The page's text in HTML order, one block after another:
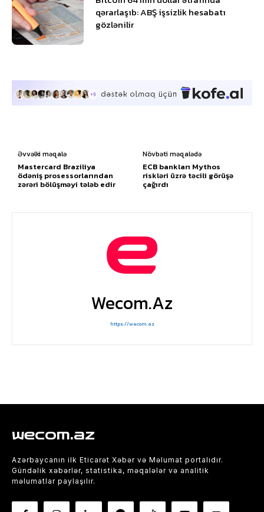
qərarlaşıb: ABŞ işsizlik hesabatı
gözlənilir
Əvvəlki məqalə
Mastercard Braziliya
ödəniş prosessorlarından
zərəri bölüşməyi tələb edir
Növbəti məqalədə
ECB bankları Mythos
riskləri üzrə təcili görüşə
çağırdı
Wecom.az
https://wecom.az
wecom.az
Azərbaycanın ilk Eticarət Xəbər və Məlumat portalıdır.
Gündəlik xəbərlər, statistika, məqalələr və analitik
məlumatlar paylaşılır.